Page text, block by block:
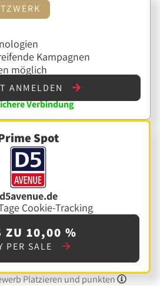
Kampagnen
möglich
ANMELDEN
Verbindung
Spot
d5avenue.de
Cookie-Tracking
ZU 10,00 %
PER SALE
Platzieren und punkten